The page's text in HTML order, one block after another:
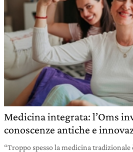
Medicina integrata: l’Oms
conoscenze antiche e
“Troppo spesso la medicina